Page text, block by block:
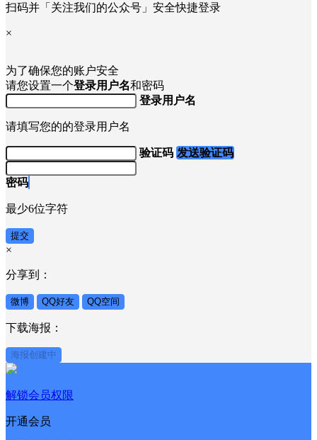
扫码并「关注我们的公众号」安全快捷登录
×
为了确保您的账户安全
请您设置一个登录用户名和密码
登录用户名
请填写您的的登录用户名
验证码 发送验证码
密码
最少6位字符
提交
×
分享到：
微博 QQ好友 QQ空间
下载海报：
海报创建中
解锁会员权限
开通会员